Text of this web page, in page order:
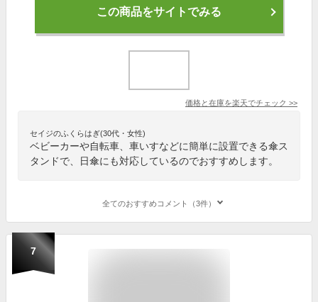
この商品をサイトでみる
価格と在庫を楽天でチェック >>
セイジのふくらはぎ(30代・女性)
ベビーカーや自転車、車いすなどに簡単に設置できる傘ス
タンドで、日傘にも対応しているのでおすすめします。
全てのおすすめコメント（3件）
7